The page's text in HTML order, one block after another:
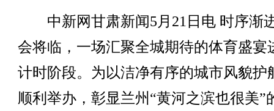
中新网甘肃新闻5月21日电 时序渐
会将临，一场汇聚全城期待的体育盛宴
计时阶段。为以洁净有序的城市风貌护
顺利举办，彰显兰州“黄河之滨也很美”